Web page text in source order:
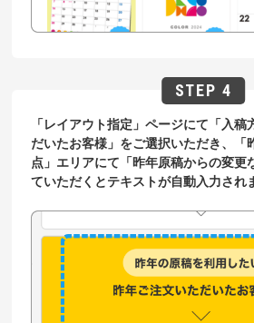
「レイアウト指定」ページにて「入稿
だいたお客様」をご選択いただき、「
点」エリアにて「昨年原稿からの変更
ていただくとテキストが自動入力され